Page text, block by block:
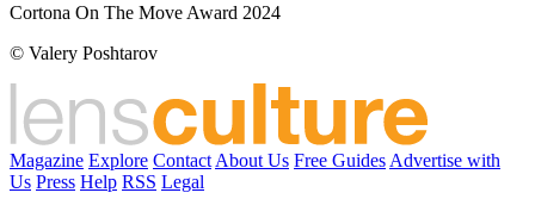
Cortona On The Move Award 2024
© Valery Poshtarov
Magazine Explore Contact About Us Free Guides Advertise with
Us Press Help RSS Legal